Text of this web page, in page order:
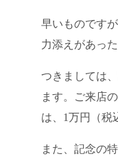
早いものです
力添えがあっ
つきましては
ます。ご来店
は、1万円（税
また、記念の